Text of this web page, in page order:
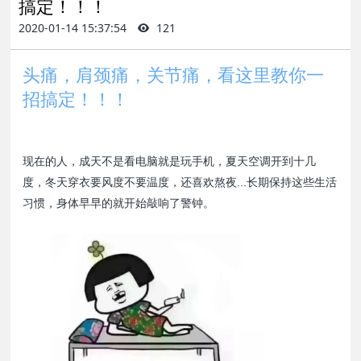
搞定！！！
2020-01-14 15:37:54 121
头痛，肩颈痛，关节痛，看这里教你一
招搞定！！！
现在的人，成天不是看电脑就是玩手机，夏天空调开到十几
度，冬天穿衣要风度不要温度，还喜欢熬夜...长期保持这些生活
习惯，身体早早的就开始敲响了警钟。